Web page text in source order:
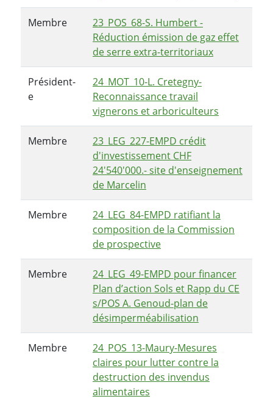
Membre
23_POS_68-S. Humbert -
Réduction émission de gaz effet
de serre extra-territoriaux
Président-
e
24_MOT_10-L. Cretegny-
Reconnaissance travail
vignerons et arboriculteurs
Membre
23_LEG_227-EMPD crédit
d'investissement CHF
24'540'000.- site d'enseignement
de Marcelin
Membre
24_LEG_84-EMPD ratifiant la
composition de la Commission
de prospective
Membre
24_LEG_49-EMPD pour financer
Plan d’action Sols et Rapp du CE
s/POS A. Genoud-plan de
désimperméabilisation
Membre
24_POS_13-Maury-Mesures
claires pour lutter contre la
destruction des invendus
alimentaires